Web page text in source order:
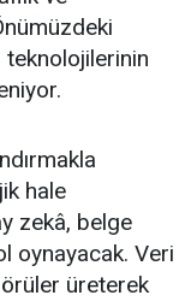
hale
zekâ, belge
oynayacak. Veri
üreterek